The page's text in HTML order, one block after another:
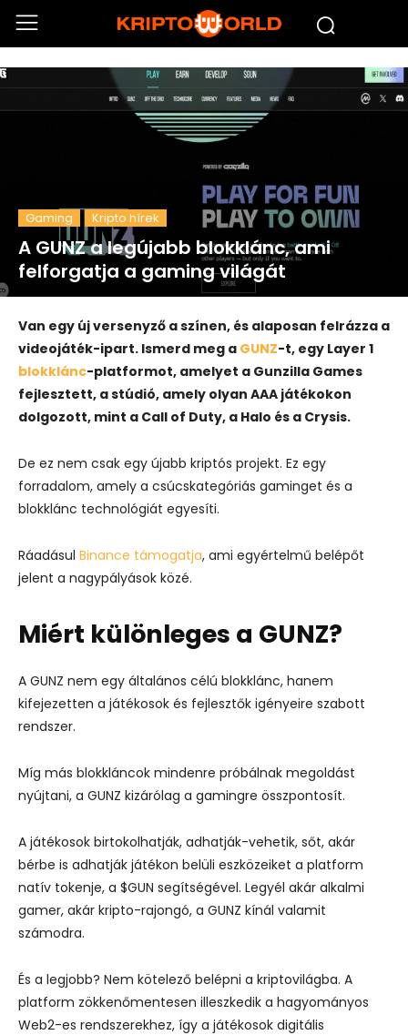
Gaming Kripto hírek
A GUNZ a legújabb blokklánc, ami
felforgatja a gaming világát
Van egy új versenyző a színen, és alaposan felrázza a
videojáték-ipart. Ismerd meg a GUNZ-t, egy Layer 1
blokklánc-platformot, amelyet a Gunzilla Games
fejlesztett, a stúdió, amely olyan AAA játékokon
dolgozott, mint a Call of Duty, a Halo és a Crysis.
De ez nem csak egy újabb kriptós projekt. Ez egy
forradalom, amely a csúcskategóriás gaminget és a
blokklánc technológiát egyesíti.
Ráadásul Binance támogatja, ami egyértelmű belépőt
jelent a nagypályások közé.
Miért különleges a GUNZ?
A GUNZ nem egy általános célú blokklánc, hanem
kifejezetten a játékosok és fejlesztők igényeire szabott
rendszer.
Míg más blokkláncok mindenre próbálnak megoldást
nyújtani, a GUNZ kizárólag a gamingre összpontosít.
A játékosok birtokolhatják, adhatják-vehetik, sőt, akár
bérbe is adhatják játékon belüli eszközeiket a platform
natív tokenje, a $GUN segítségével. Legyél akár alkalmi
gamer, akár kripto-rajongó, a GUNZ kínál valamit
számodra.
És a legjobb? Nem kötelező belépni a kriptovilágba. A
platform zökkenőmentesen illeszkedik a hagyományos
Web2-es rendszerekhez, így a játékosok digitális